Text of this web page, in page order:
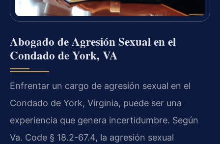
Abogado de Agresión Sexual en el
Condado de York, VA
Enfrentar un cargo de agresión sexual en el
Condado de York, Virginia, puede ser una
experiencia que genera incertidumbre. Según
Va. Code § 18.2-67.4, la agresión sexual